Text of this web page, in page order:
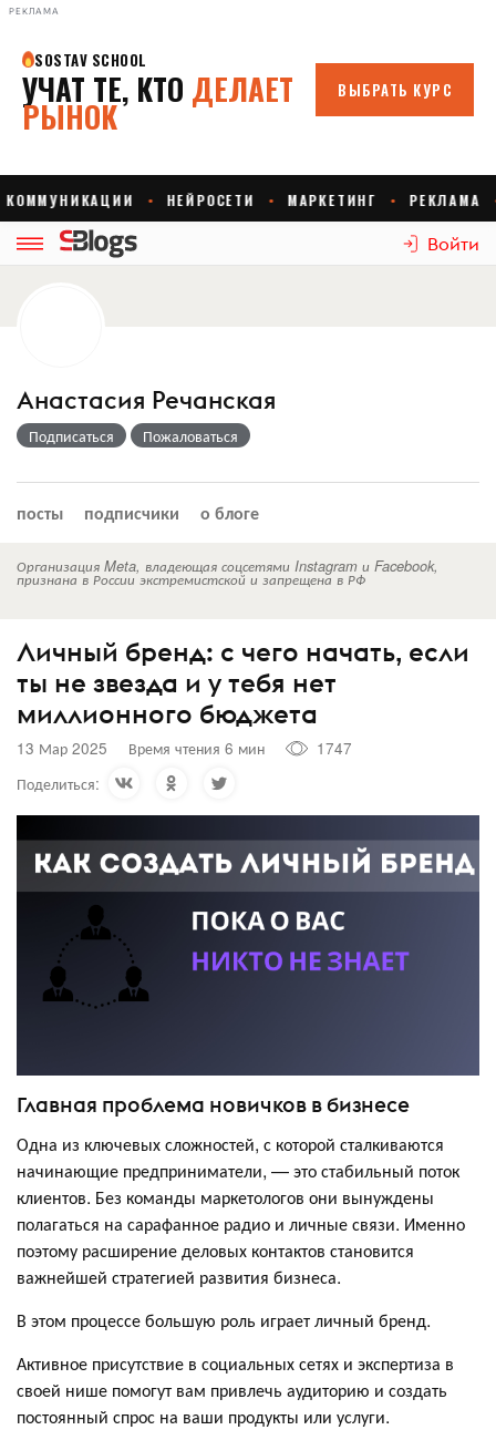
РЕКЛАМА
Войти
Анастасия Речанская
Подписаться Пожаловаться
посты подписчики о блоге
Организация Meta, владеющая соцсетями Instagram и Facebook,
признана в России экстремистской и запрещена в РФ
Личный бренд: с чего начать, если
ты не звезда и у тебя нет
миллионного бюджета
13 Мар 2025 Время чтения 6 мин
1747
Поделиться:
Главная проблема новичков в бизнесе
Одна из ключевых сложностей, с которой сталкиваются
начинающие предприниматели, — это стабильный поток
клиентов. Без команды маркетологов они вынуждены
полагаться на сарафанное радио и личные связи. Именно
поэтому расширение деловых контактов становится
важнейшей стратегией развития бизнеса.
В этом процессе большую роль играет личный бренд.
Активное присутствие в социальных сетях и экспертиза в
своей нише помогут вам привлечь аудиторию и создать
постоянный спрос на ваши продукты или услуги.